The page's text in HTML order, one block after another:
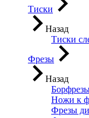
Тиски
Назад
Тиски
Фрезы
Назад
Ножи к
Фрезы